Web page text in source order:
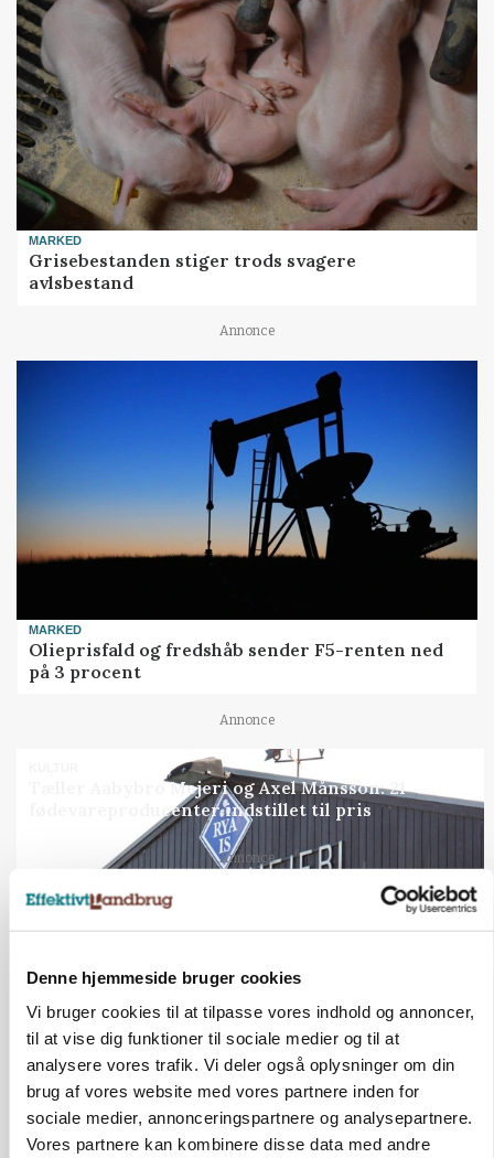
Denne hjemmeside bruger cookies
Vi bruger cookies til at tilpasse vores indhold og annoncer,
til at vise dig funktioner til sociale medier og til at
analysere vores trafik. Vi deler også oplysninger om din
brug af vores website med vores partnere inden for
sociale medier, annonceringspartnere og analysepartnere.
Vores partnere kan kombinere disse data med andre
MARKED
Grisebestanden stiger trods svagere
avlsbestand
Annonce
MARKED
Olieprisfald og fredshåb sender F5-renten ned
på 3 procent
Annonce
Tæller Aabybro Mejeri og Axel Månsson: 21
fødevareproducenter indstillet til pris
Annonce
Jobs
i samarbejde med
77ledige stillinger
Opret agent
Se alle jobs